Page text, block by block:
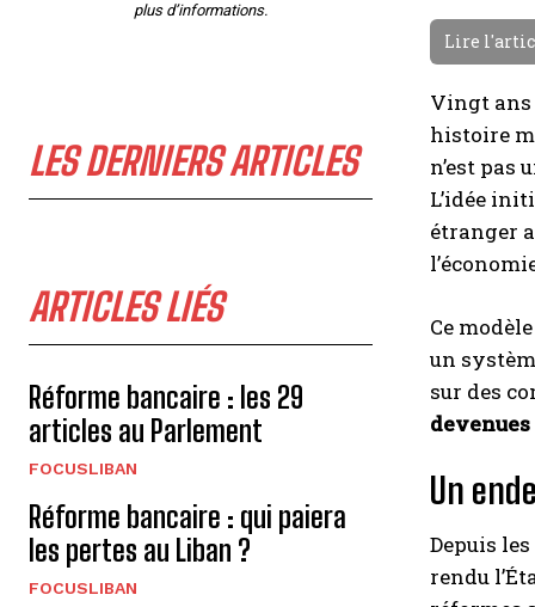
plus d’informations.
LES DERNIERS ARTICLES
ARTICLES LIÉS
Réforme bancaire : les 29
articles au Parlement
FOCUSLIBAN
Réforme bancaire : qui paiera
les pertes au Liban ?
FOCUSLIBAN
Lire
Vingt ans
histoire
n’est pas
L’idée
étranger
Ce
un
sur des
Un
Depuis
rendu